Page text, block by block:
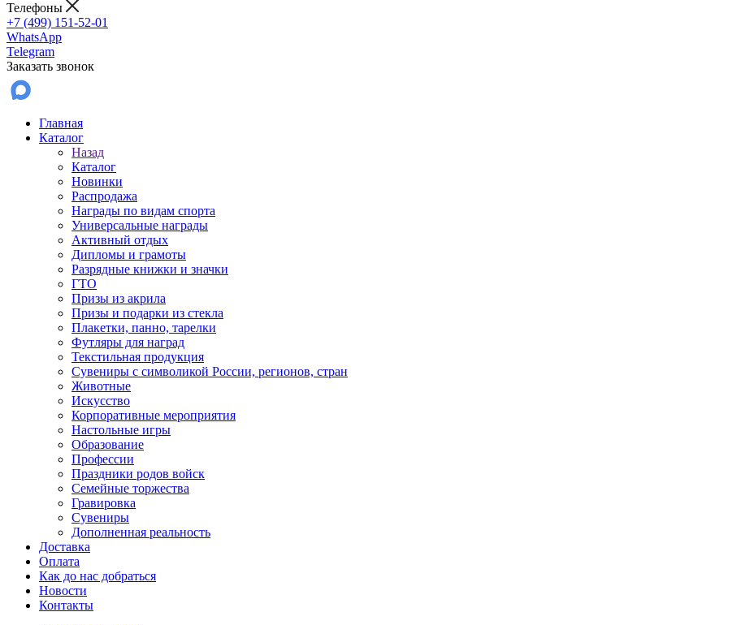
Телефоны
+7 (499) 151-52-01
WhatsApp
Telegram
Заказать звонок
Главная
Каталог
Назад
Каталог
Новинки
Распродажа
Награды по видам спорта
Универсальные награды
Активный отдых
Дипломы и грамоты
Разрядные книжки и значки
ГТО
Призы из акрила
Призы и подарки из стекла
Плакетки, панно, тарелки
Футляры для наград
Текстильная продукция
Сувениры с символикой России, регионов, стран
Животные
Искусство
Корпоративные мероприятия
Настольные игры
Образование
Профессии
Праздники родов войск
Семейные торжества
Гравировка
Сувениры
Дополненная реальность
Доставка
Оплата
Как до нас добраться
Новости
Контакты